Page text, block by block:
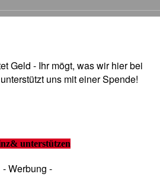
Geld - Ihr mögt, was wir hier bei
uns mit einer Spende!
unterstützen
- Werbung -